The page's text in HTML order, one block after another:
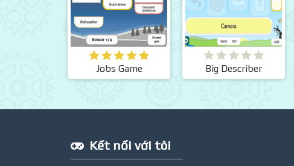
Jobs Game Big Describer
Kết nối với tôi